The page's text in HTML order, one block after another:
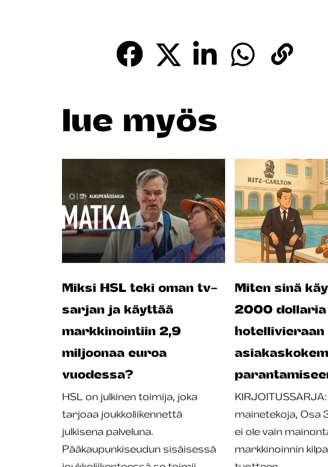
lue myös
Miksi HSL teki oman tv-
sarjan ja käyttää
markkinointiin 2,9
miljoonaa euroa
vuodessa?
HSL on julkinen toimija, joka
tarjoaa joukkoliikennettä
julkisena palveluna.
Pääkaupunkiseudun sisäisessä
Miten sinä
2000 dollaria
hotellivieraan
mainetekoja, Osa
ei ole vain
markkinoinnin